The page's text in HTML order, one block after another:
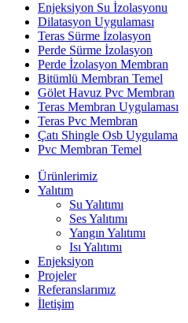
Enjeksiyon Su İzolasyonu
Dilatasyon Uygulaması
Teras Sürme İzolasyon
Perde Sürme İzolasyon
Perde İzolasyon Membran
Bitümlü Membran Temel
Gölet Havuz Pvc Membran
Teras Membran Uygulaması
Teras Pvc Membran
Çatı Shingle Osb Uygulama
Pvc Membran Temel
Ürünlerimiz
Yalıtım
Su Yalıtımı
Ses Yalıtımı
Yangın Yalıtımı
Isı Yalıtımı
Enjeksiyon
Projeler
Referanslarımız
İletişim